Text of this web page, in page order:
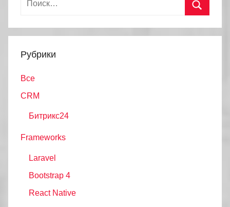
Рубрики
Все
CRM
Битрикс24
Frameworks
Laravel
Bootstrap 4
React Native